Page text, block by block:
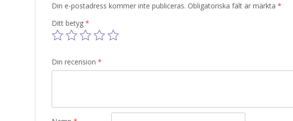
Din e-postadress kommer inte publiceras. Obligatoriska fält är märkta *
Ditt betyg *
Din recension *